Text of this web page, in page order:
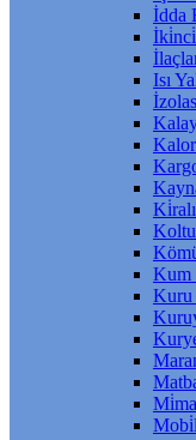
İdda
İki̇nci̇
Isı
Kum
Kuru